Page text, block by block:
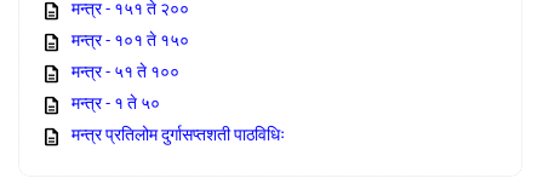
मन्त्र - १५१ ते २००
मन्त्र - १०१ ते १५०
मन्त्र - ५१ ते १००
मन्त्र - १ ते ५०
मन्त्र प्रतिलोम दुर्गासप्तशती पाठविधिः